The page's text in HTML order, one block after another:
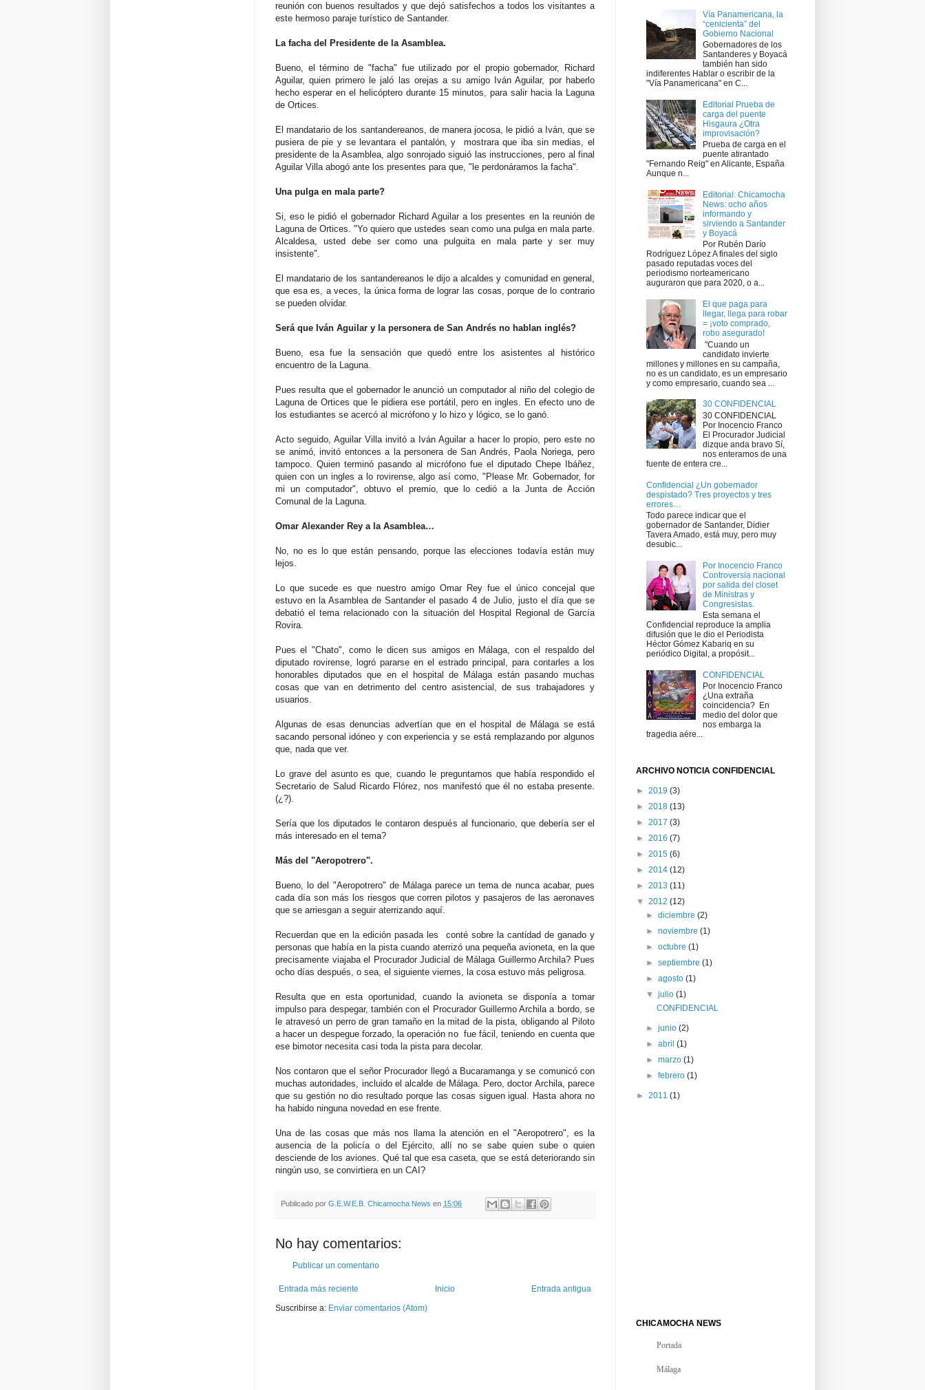
reunión con buenos resultados y que dejó satisfechos a todos los visitantes a
este hermoso paraje turístico de Santander.
La facha del Presidente de la Asamblea.
Bueno, el término de "facha" fue utilizado por el propio gobernador, Richard
Aguilar, quien primero le jaló las orejas a su amigo Iván Aguilar, por haberlo
hecho esperar en el helicóptero durante 15 minutos, para salir hacia la Laguna
de Ortices.
El mandatario de los santandereanos, de manera jocosa, le pidió a Iván, que se
pusiera de pie y se levantara el pantalón, y mostrara que iba sin medias, el
presidente de la Asamblea, algo sonrojado siguió las instrucciones, pero al final
Aguilar Villa abogó ante los presentes para que, "le perdonáramos la facha".
Una pulga en mala parte?
Si, eso le pidió el gobernador Richard Aguilar a los presentes en la reunión de
Laguna de Ortices. "Yo quiero que ustedes sean como una pulga en mala parte.
Alcaldesa, usted debe ser como una pulguita en mala parte y ser muy
insistente".
El mandatario de los santandereanos le dijo a alcaldes y comunidad en general,
que esa es, a veces, la única forma de lograr las cosas, porque de lo contrario
se pueden olvidar.
Será que Iván Aguilar y la personera de San Andrés no hablan inglés?
Bueno, esa fue la sensación que quedó entre los asistentes al histórico
encuentro de la Laguna.
Pues resulta que el gobernador le anunció un computador al niño del colegio de
Laguna de Ortices que le pidiera ese portátil, pero en ingles. En efecto uno de
los estudiantes se acercó al micrófono y lo hizo y lógico, se lo ganó.
Acto seguido, Aguilar Villa invitó a Iván Aguilar a hacer lo propio, pero este no
se animó, invitó entonces a la personera de San Andrés, Paola Noriega, pero
tampoco. Quien terminó pasando al micrófono fue el diputado Chepe Ibáñez,
quien con un ingles a lo rovirense, algo así como, "Please Mr. Gobernador, for
mi un computador", obtuvo el premio, que lo cedió a la Junta de Acción
Comunal de la Laguna.
Omar Alexander Rey a la Asamblea…
No, no es lo que están pensando, porque las elecciones todavía están muy
lejos.
Lo que sucede es que nuestro amigo Omar Rey fue el único concejal que
estuvo en la Asamblea de Santander el pasado 4 de Julio, justo el día que se
debatió el tema relacionado con la situación del Hospital Regional de García
Rovira.
Pues el "Chato", como le dicen sus amigos en Málaga, con el respaldo del
diputado rovirense, logró pararse en el estrado principal, para contarles a los
honorables diputados que en el hospital de Málaga están pasando muchas
cosas que van en detrimento del centro asistencial, de sus trabajadores y
usuarios.
Algunas de esas denuncias advertían que en el hospital de Málaga se está
sacando personal idóneo y con experiencia y se está remplazando por algunos
que, nada que ver.
Lo grave del asunto es que, cuando le preguntamos que había respondido el
Secretario de Salud Ricardo Flórez, nos manifestó que él no estaba presente.
(¿?).
Sería que los diputados le contaron después al funcionario, que debería ser el
más interesado en el tema?
Más del "Aeropotrero".
Bueno, lo del "Aeropotrero" de Málaga parece un tema de nunca acabar, pues
cada día son más los riesgos que corren pilotos y pasajeros de las aeronaves
que se arriesgan a seguir aterrizando aquí.
Recuerdan que en la edición pasada les conté sobre la cantidad de ganado y
personas que había en la pista cuando aterrizó una pequeña avioneta, en la que
precisamente viajaba el Procurador Judicial de Málaga Guillermo Archila? Pues
ocho días después, o sea, el siguiente viernes, la cosa estuvo más peligrosa.
Resulta que en esta oportunidad, cuando la avioneta se disponía a tomar
impulso para despegar, también con el Procurador Guillermo Archila a bordo, se
le atravesó un perro de gran tamaño en la mitad de la pista, obligando al Piloto
a hacer un despegue forzado, la operación no fue fácil, teniendo en cuenta que
ese bimotor necesita casi toda la pista para decolar.
Nos contaron que el señor Procurador llegó a Bucaramanga y se comunicó con
muchas autoridades, incluido el alcalde de Málaga. Pero, doctor Archila, parece
que su gestión no dio resultado porque las cosas siguen igual. Hasta ahora no
ha habido ninguna novedad en ese frente.
Una de las cosas que más nos llama la atención en el "Aeropotrero", es la
ausencia de la policía o del Ejército, allí no se sabe quien sube o quien
desciende de los aviones. Qué tal que esa caseta, que se está deteriorando sin
ningún uso, se convirtiera en un CAI?
Publicado por G.E.W.E.B. Chicamocha News en 15:06
No hay comentarios:
Publicar un comentario
Entrada más reciente Entrada antigua
Inicio
Suscribirse a: Enviar comentarios (Atom)
Vía Panamericana, la
“cenicienta” del
Gobierno Nacional
Gobernadores de los
Santanderes y Boyacá
también han sido
indiferentes Hablar o escribir de la
"Vía Panamericana" en C...
Editorial Prueba de
carga del puente
Hisgaura ¿Otra
improvisación?
Prueba de carga en el
puente atirantado
"Fernando Reig" en Alicante, España
Aunque n...
Editorial: Chicamocha
News: ocho años
informando y
sirviendo a Santander
y Boyacá
Por Rubén Darío
Rodríguez López A finales del siglo
pasado reputadas voces del
periodismo norteamericano
auguraron que para 2020, o a...
El que paga para
llegar, llega para robar
= ¡voto comprado,
robo asegurado!
​ "Cuando un
candidato invierte
millones y millones en su campaña,
no es un candidato, es un empresario
y como empresario, cuando sea ...
30 CONFIDENCIAL
30 CONFIDENCIAL
Por Inocencio Franco
El Procurador Judicial
dizque anda bravo Sí,
nos enteramos de una
fuente de entera cre...
Confidencial ¿Un gobernador
despistado? Tres proyectos y tres
errores…
Todo parece indicar que el
gobernador de Santander, Didier
Tavera Amado, está muy, pero muy
desubic...
Por Inocencio Franco
Controversia nacional
por salida del closet
de Ministras y
Congresistas.
Esta semana el
Confidencial reproduce la amplia
difusión que le dio el Periodista
Héctor Gómez Kabariq en su
periódico Digital, a propósit...
CONFIDENCIAL
Por Inocencio Franco
¿Una extraña
coincidencia? ​ En
medio del dolor que
nos embarga la
tragedia aére...
ARCHIVO NOTICIA CONFIDENCIAL
► 2019 (3)
► 2018 (13)
► 2017 (3)
► 2016 (7)
► 2015 (6)
► 2014 (12)
► 2013 (11)
▼ 2012 (12)
►diciembre(2)
►noviembre(1)
►octubre(1)
►septiembre(1)
►agosto(1)
▼julio(1)
CONFIDENCIAL
►junio(2)
►abril(1)
►marzo(1)
►febrero(1)
► 2011 (1)
CHICAMOCHA NEWS
Portada
Málaga